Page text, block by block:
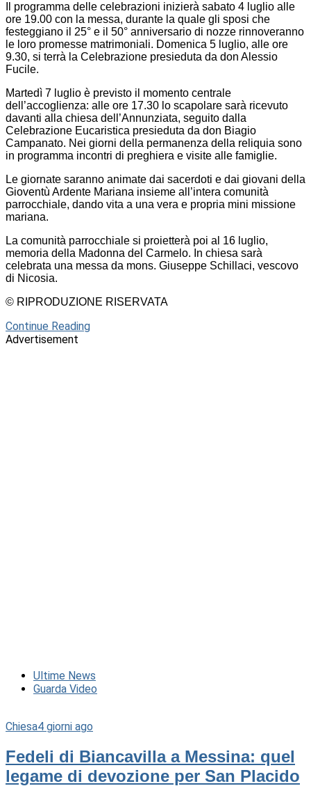
Il programma delle celebrazioni inizierà sabato 4 luglio alle
ore 19.00 con la messa, durante la quale gli sposi che
festeggiano il 25° e il 50° anniversario di nozze rinnoveranno
le loro promesse matrimoniali. Domenica 5 luglio, alle ore
9.30, si terrà la Celebrazione presieduta da don Alessio
Fucile.
Martedì 7 luglio è previsto il momento centrale
dell’accoglienza: alle ore 17.30 lo scapolare sarà ricevuto
davanti alla chiesa dell’Annunziata, seguito dalla
Celebrazione Eucaristica presieduta da don Biagio
Campanato. Nei giorni della permanenza della reliquia sono
in programma incontri di preghiera e visite alle famiglie.
Le giornate saranno animate dai sacerdoti e dai giovani della
Gioventù Ardente Mariana insieme all’intera comunità
parrocchiale, dando vita a una vera e propria mini missione
mariana.
La comunità parrocchiale si proietterà poi al 16 luglio,
memoria della Madonna del Carmelo. In chiesa sarà
celebrata una messa da mons. Giuseppe Schillaci, vescovo
di Nicosia.
© RIPRODUZIONE RISERVATA
Continue Reading
Advertisement
Ultime News
Guarda Video
Chiesa4 giorni ago
Fedeli di Biancavilla a Messina: quel
legame di devozione per San Placido